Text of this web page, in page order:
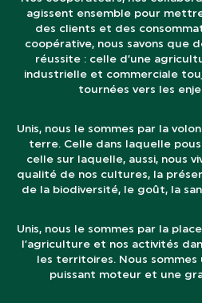
agissent ensemble pour
des clients et des
coopérative, nous savons que
réussite : celle d’une
industrielle et commerciale
tournées vers les
Unis, nous le sommes par la
terre. Celle dans laquelle
celle sur laquelle, aussi, nous
qualité de nos cultures, la
de la biodiversité, le goût, la
Unis, nous le sommes par la
l’agriculture et nos activités
les territoires. Nous sommes
puissant moteur et une